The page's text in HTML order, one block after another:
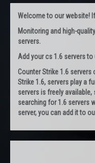
Welcome to our website!
Monitoring and high-
servers.
Add your cs 1.6 servers
Counter Strike 1.6
Strike 1.6, servers play a
servers is freely
searching for 1.6 servers
server, you can add it to